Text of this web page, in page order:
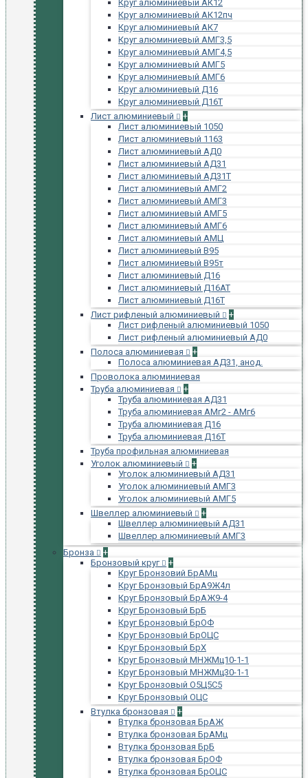
Круг алюминиевый АК12
Круг алюминиевый АК12пч
Круг алюминиевый АК7
Круг алюминиевый АМГ3,5
Круг алюминиевый АМГ4,5
Круг алюминиевый АМГ5
Круг алюминиевый АМГ6
Круг алюминиевый Д16
Круг алюминиевый Д16Т
Лист алюминиевый
+
Лист алюминиевый 1050
Лист алюминиевый 1163
Лист алюминиевый АД0
Лист алюминиевый АД31
Лист алюминиевый АД31Т
Лист алюминиевый АМГ2
Лист алюминиевый АМГ3
Лист алюминиевый АМГ5
Лист алюминиевый АМГ6
Лист алюминиевый АМЦ
Лист алюминиевый В95
Лист алюминиевый В95т
Лист алюминиевый Д16
Лист алюминиевый Д16АТ
Лист алюминиевый Д16Т
Лист рифленый алюминиевый
+
Лист рифленый алюминиевый 1050
Лист рифленый алюминиевый АД0
Полоса алюминиевая
+
Полоса алюминиевая АД31, анод.
Проволока алюминиевая
Труба алюминиевая
+
Труба алюминиевая АД31
Труба алюминиевая АМг2 - АМг6
Труба алюминиевая Д16
Труба алюминиевая Д16Т
Труба профильная алюминиевая
Уголок алюминиевый
+
Уголок алюминиевый АД31
Уголок алюминиевый АМГ3
Уголок алюминиевый АМГ5
Швеллер алюминиевый
+
Швеллер алюминиевый АД31
Швеллер алюминиевый АМГ3
Бронза
+
Бронзовый круг
+
Круг Бронзовий БрАМц
Круг Бронзовый БрА9Ж4л
Круг Бронзовый БрАЖ9-4
Круг Бронзовый БрБ
Круг Бронзовый БрОФ
Круг Бронзовый БрОЦС
Круг Бронзовый БрХ
Круг Бронзовый МНЖМц10-1-1
Круг Бронзовый МНЖМц30-1-1
Круг Бронзовый О5Ц5С5
Круг Бронзовый ОЦС
Втулка бронзовая
+
Втулка бронзовая БрАЖ
Втулка бронзовая БрАМц
Втулка бронзовая БрБ
Втулка бронзовая БрОФ
Втулка бронзовая БрОЦС